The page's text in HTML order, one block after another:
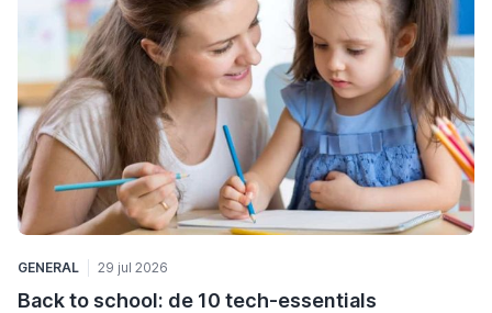
GENERAL 29 jul 2026
Back to school: de 10 tech-essentials